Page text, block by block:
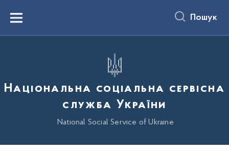
вмістуMenu Пошук
Національна соціальна сервісна
служба України
National Social Service of Ukraine